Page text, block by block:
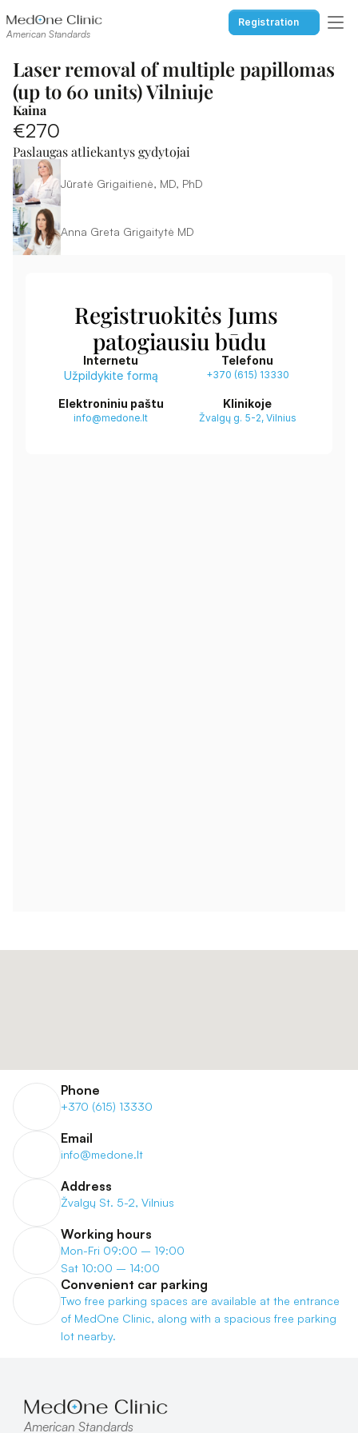
American Standards
Registration
Laser removal of multiple papillomas
(up to 60 units) Vilniuje
Kaina
€270
Paslaugas atliekantys gydytojai
Jūratė Grigaitienė, MD, PhD
Anna Greta Grigaitytė MD
Registruokitės Jums
patogiausiu būdu
Internetu
Užpildykite formą
Telefonu
+370 (615) 13330
Elektroniniu paštu
info@medone.lt
Klinikoje
Žvalgų g. 5-2, Vilnius
Phone
+370 (615) 13330
Email
info@medone.lt
Address
Žvalgų St. 5-2, Vilnius
Working hours
Mon-Fri 09:00 – 19:00
Sat 10:00 – 14:00
Convenient car parking
Two free parking spaces are available at the entrance
of MedOne Clinic, along with a spacious free parking
lot nearby.
American Standards